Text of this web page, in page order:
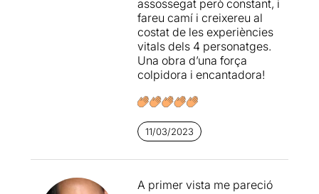
En definitiva, esta es una
propuesta tierna y
esperanzadora con un texto
magistral que combina el
drama con el humor ácido y
que te recomienda
“asegurarte siempre de
que haya alguien
pendiente de ti”.
habríamos tenido del
protagonista habría sido
realmente preocupante.
La obra va solapando
constantemente dos
historias, que no son del
todo paralelas… como ya
comprenderemos al final de
todo. Eso sí, las historias se
que, sin estas vivencias,
assossegat però constant, i
fareu camí i creixereu al
costat de les experiències
vitals dels 4 personatges.
Una obra d’una força
colpidora i encantadora!
11/03/2023
A primer vista me pareció